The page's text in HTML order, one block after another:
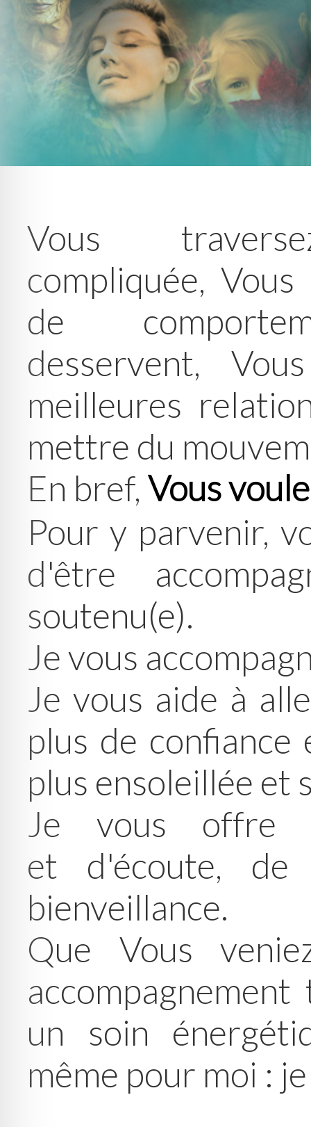
Vous
compliquée,
de
desservent,
meilleures
mettre du
En bref,Vous
Pour y parvenir,
d'être
soutenu(e).
Je vous
Je vous aide à
plus de
plus ensoleillée et
Je vous offre
et d'écoute, de
bienveillance.
Que Vous
un soin
même pour moi :